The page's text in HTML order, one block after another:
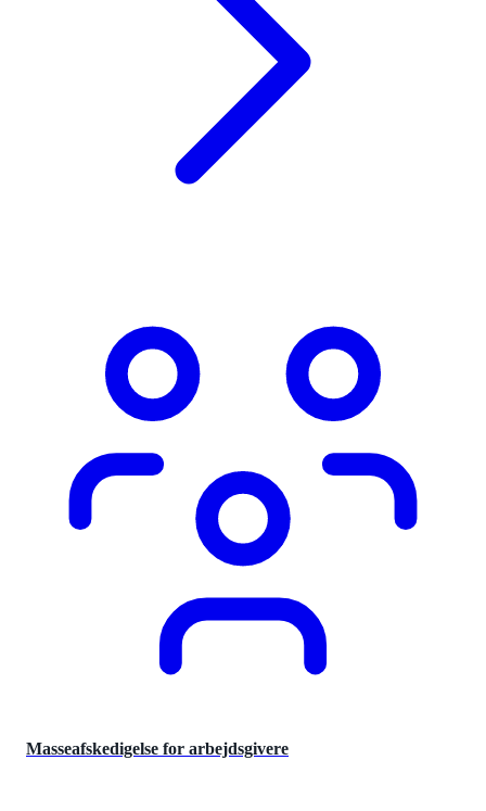
Masseafskedigelse for arbejdsgivere